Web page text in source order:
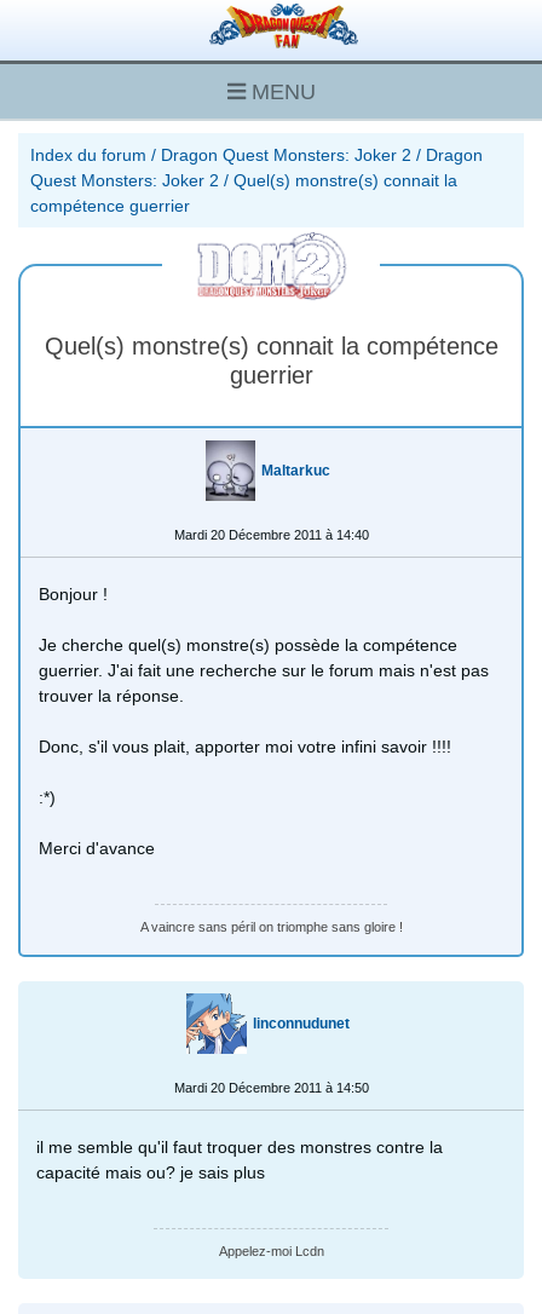
MENU
Index du forum / Dragon Quest Monsters: Joker 2 / Dragon
Quest Monsters: Joker 2 / Quel(s) monstre(s) connait la
compétence guerrier
Quel(s) monstre(s) connait la compétence
guerrier
Maltarkuc
Mardi 20 Décembre 2011 à 14:40
Bonjour !
Je cherche quel(s) monstre(s) possède la compétence
guerrier. J'ai fait une recherche sur le forum mais n'est pas
trouver la réponse.
Donc, s'il vous plait, apporter moi votre infini savoir !!!!
:*)
Merci d'avance
A vaincre sans péril on triomphe sans gloire !
linconnudunet
Mardi 20 Décembre 2011 à 14:50
il me semble qu'il faut troquer des monstres contre la
capacité mais ou? je sais plus
Appelez-moi Lcdn